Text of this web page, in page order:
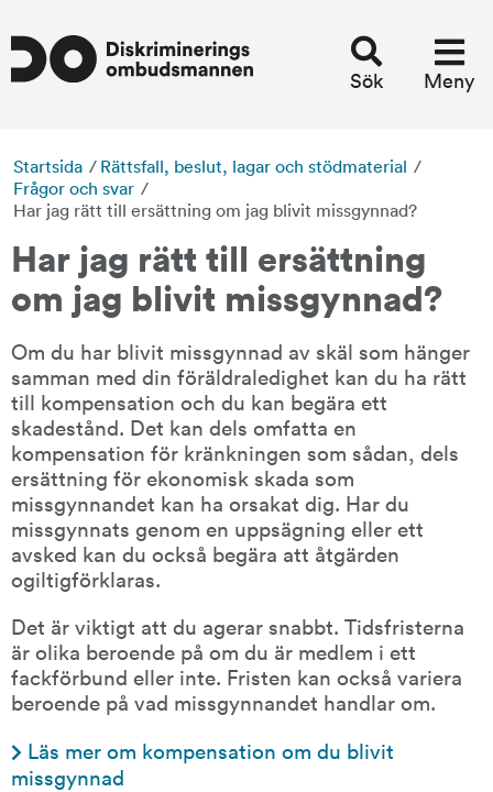
Sök Meny
Startsida / Rättsfall, beslut, lagar och stödmaterial /
Frågor och svar /
Har jag rätt till ersättning om jag blivit missgynnad?
Har jag rätt till ersättning
om jag blivit missgynnad?
Om du har blivit missgynnad av skäl som hänger
samman med din föräldraledighet kan du ha rätt
till kompensation och du kan begära ett
skadestånd. Det kan dels omfatta en
kompensation för kränkningen som sådan, dels
ersättning för ekonomisk skada som
missgynnandet kan ha orsakat dig. Har du
missgynnats genom en uppsägning eller ett
avsked kan du också begära att åtgärden
ogiltigförklaras.
Det är viktigt att du agerar snabbt. Tidsfristerna
är olika beroende på om du är medlem i ett
fackförbund eller inte. Fristen kan också variera
beroende på vad missgynnandet handlar om.
Läs mer om kompensation om du blivit
missgynnad